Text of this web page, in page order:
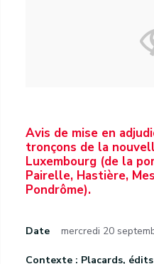
Avis de mise en
tronçons de la
Luxembourg (de la
Pairelle, Hastière,
Pondrôme).
Date mercredi 20
Contexte : Placards,